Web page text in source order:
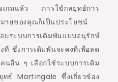
จเกมแล้ว การใช้กลยุทธ์การ
ายของคุณก็เป็นประโยชน์
ะบบการเดิมพันแบบอนุรักษ์
ซึ่งการเดิมพันจะคงที่เพื่อลด
นอื่น ๆ เลือกใช้ระบบการเดิม
ธ์ Martingale ซึ่งเกี่ยวข้อง